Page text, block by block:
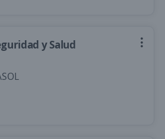
y Salud